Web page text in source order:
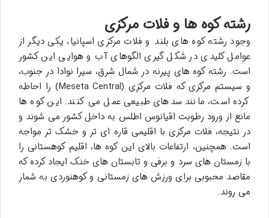
رشته کوه ها و فلات مرکزی
وجود رشته کوه های بلند و فلات مرکزی اسپانیا، یکی دیگر از
عوامل کلیدی در شکل گیری الگوهای آب و هوایی این کشور
است. رشته کوه های پیرنه در شمال شرق، سیرا نوادا در جنوب،
و سیستم مرکزی که فلات مرکزی (Meseta Central) را احاطه
کرده است، مانند سدهای طبیعی عمل می کنند. این کوه ها
مانع از ورود رطوبت اقیانوس اطلس به داخل کشور می شوند و
در نتیجه، فلات مرکزی با اقلیمی قاره ای تر و خشک تر مواجه
است. همچنین، ارتفاعات بالای این کوه ها، اقلیم کوهستانی را
با زمستان های سرد و برفی و تابستان های خنک ایجاد کرده که
مقاصد محبوبی برای ورزش های زمستانی و کوهنوردی به شمار
می روند.